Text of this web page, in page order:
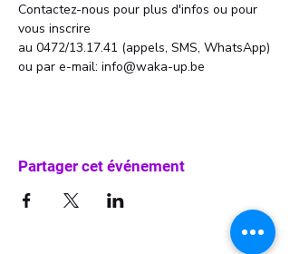
Contactez-nous pour plus d'infos ou pour
vous inscrire
au 0472/13.17.41 (appels, SMS, WhatsApp)
ou par e-mail: info@waka-up.be
Partager cet événement